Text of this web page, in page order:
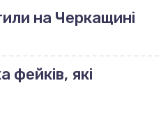
на Черкащині
фейків, які